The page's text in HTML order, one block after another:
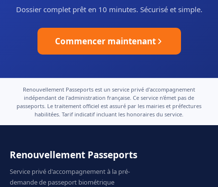
Dossier complet prêt en 10 minutes. Sécurisé et simple.
Commencer maintenant
Renouvellement Passeports est un service privé d'accompagnement
indépendant de l'administration française. Ce service n'émet pas de
passeports. Le traitement officiel est assuré par les mairies et préfectures
habilitées. Tarif indicatif incluant les honoraires du service.
Renouvellement Passeports
Service privé d'accompagnement à la pré-
demande de passeport biométrique